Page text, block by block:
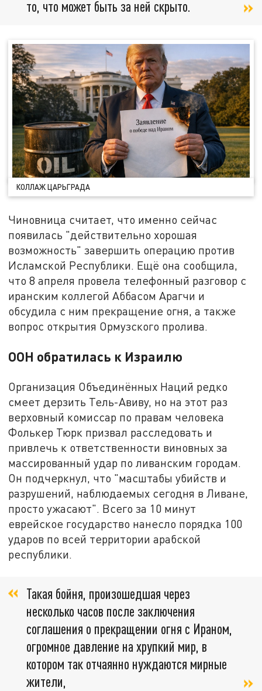
то, что может быть за ней скрыто.
КОЛЛАЖ ЦАРЬГРАДА
Чиновница считает, что именно сейчас
появилась "действительно хорошая
возможность" завершить операцию против
Исламской Республики. Ещё она сообщила,
что 8 апреля провела телефонный разговор с
иранским коллегой Аббасом Арагчи и
обсудила с ним прекращение огня, а также
вопрос открытия Ормузского пролива.
ООН обратилась к Израилю
Организация Объединённых Наций редко
смеет дерзить Тель-Авиву, но на этот раз
верховный комиссар по правам человека
Фолькер Тюрк призвал расследовать и
привлечь к ответственности виновных за
массированный удар по ливанским городам.
Он подчеркнул, что "масштабы убийств и
разрушений, наблюдаемых сегодня в Ливане,
просто ужасают". Всего за 10 минут
еврейское государство нанесло порядка 100
ударов по всей территории арабской
республики.
Такая бойня, произошедшая через
несколько часов после заключения
соглашения о прекращении огня с Ираном,
огромное давление на хрупкий мир, в
котором так отчаянно нуждаются мирные
жители,